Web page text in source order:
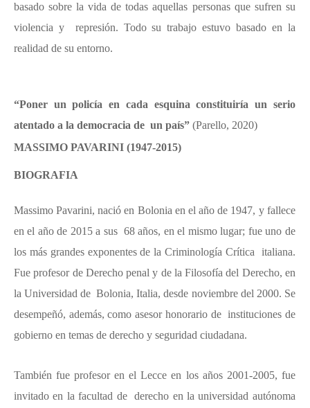
basado sobre la vida de todas aquellas personas que sufren su
violencia y represión. Todo su trabajo estuvo basado en la
realidad de su entorno.
“Poner un policía en cada esquina constituiría un serio
atentado a la democracia de un país” (Parello, 2020)
MASSIMO PAVARINI (1947-2015)
BIOGRAFIA
Massimo Pavarini, nació en Bolonia en el año de 1947, y fallece
en el año de 2015 a sus 68 años, en el mismo lugar; fue uno de
los más grandes exponentes de la Criminología Crítica italiana.
Fue profesor de Derecho penal y de la Filosofía del Derecho, en
la Universidad de Bolonia, Italia, desde noviembre del 2000. Se
desempeñó, además, como asesor honorario de instituciones de
gobierno en temas de derecho y seguridad ciudadana.
También fue profesor en el Lecce en los años 2001-2005, fue
invitado en la facultad de derecho en la universidad autónoma